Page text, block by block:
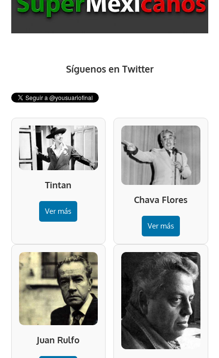
Síguenos en Twitter
Tintan
Ver más
Chava Flores
Ver más
Juan Rulfo